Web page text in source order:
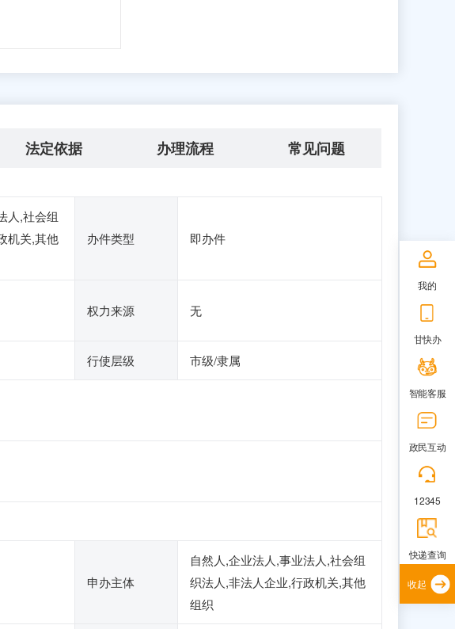
法定依据 办理流程 常见问题
人,社会组
机关,其他
办件类型 即办件
权力来源 无
行使层级 市级/隶属
申办主体
自然人,企业法人,事业法人,社会组
织法人,非法人企业,行政机关,其他
组织
我的
甘快办
智能客服
政民互动
12345
快递查询
收起